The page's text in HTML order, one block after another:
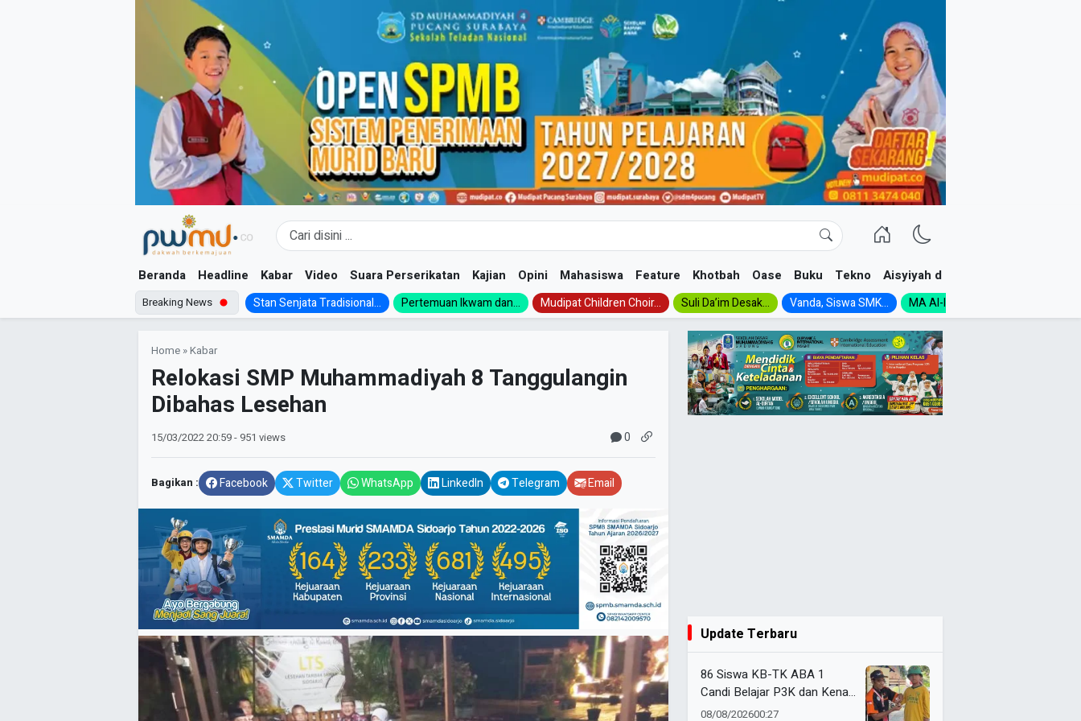
Beranda Headline Kabar Video Suara Perserikatan Kajian Opini Mahasiswa Feature Khotbah Oase Buku Tekno Aisyiyah dan NA
Breaking News Stan Senjata Tradisional... Pertemuan Ikwam dan... Mudipat Children Choir... Suli Da’im Desak... Vanda, Siswa SMK... MA Al-Ishlah Gelar...
Home »Kabar
Relokasi SMP Muhammadiyah 8 Tanggulangin
Dibahas Lesehan
15/03/202220:59- 951 views 0
Bagikan : Facebook Twitter WhatsApp LinkedIn Telegram Email
Update Terbaru
86 Siswa KB-TK ABA 1
Candi Belajar P3K dan Kenali
Ambulans Lewat Ambulance
08/08/202600:27